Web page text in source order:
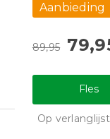
Aanbieding
89,95
Fles
Op verlanglijst